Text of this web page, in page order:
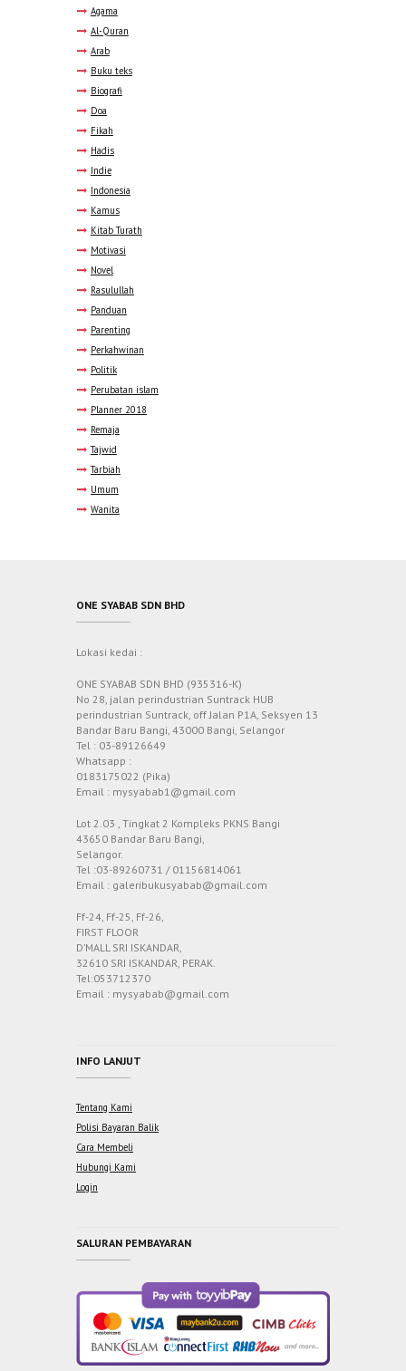
Agama
Al-Quran
Arab
Buku teks
Biografi
Doa
Fikah
Hadis
Indie
Indonesia
Kamus
Kitab Turath
Motivasi
Novel
Rasulullah
Panduan
Parenting
Perkahwinan
Politik
Perubatan islam
Planner 2018
Remaja
Tajwid
Tarbiah
Umum
Wanita
ONE SYABAB SDN BHD
Lokasi kedai :
ONE SYABAB SDN BHD (935316-K)
No 28, jalan perindustrian Suntrack HUB
perindustrian Suntrack, off Jalan P1A, Seksyen 13
Bandar Baru Bangi, 43000 Bangi, Selangor
Tel : 03-89126649
Whatsapp :
0183175022 (Pika)
Email : mysyabab1@gmail.com
Lot 2.03 , Tingkat 2 Kompleks PKNS Bangi
43650 Bandar Baru Bangi,
Selangor.
Tel :03-89260731 / 01156814061
Email : galeribukusyabab@gmail.com
Ff-24, Ff-25, Ff-26,
FIRST FLOOR
D’MALL SRI ISKANDAR,
32610 SRI ISKANDAR, PERAK.
Tel:053712370
Email : mysyabab@gmail.com
INFO LANJUT
Tentang Kami
Polisi Bayaran Balik
Cara Membeli
Hubungi Kami
Login
SALURAN PEMBAYARAN